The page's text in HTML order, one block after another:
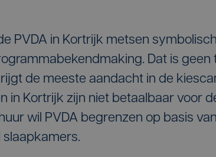
PVDA in Kortrijk metsen
Dat is geen
de meeste aandacht in de
in Kortrijk zijn niet betaalbaar voor
wil PVDA begrenzen op basis
slaapkamers.